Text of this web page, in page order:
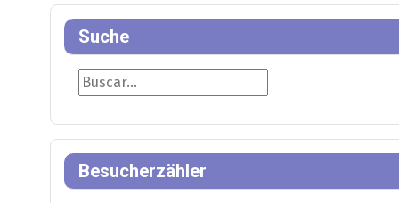
Suche
Suche
Besucherzähler